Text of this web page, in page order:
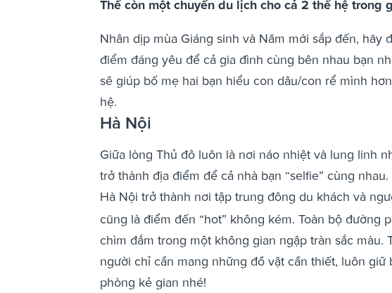
Thế còn một chuyến du lịch cho cả 2 thế hệ trong
Nhân dịp mùa Giáng sinh và Năm mới sắp đến, hãy
điểm đáng yêu để cả gia đình cùng bên nhau bạn
sẽ giúp bố mẹ hai bạn hiểu con dâu/con rể mình
hệ.
Hà Nội
Giữa lòng Thủ đô luôn là nơi náo nhiệt và lung linh
trở thành địa điểm để cả nhà bạn “selfie” cùng
Hà Nội trở thành nơi tập trung đông du khách và
cũng là điểm đến “hot” không kém. Toàn bộ đường
chìm đắm trong một không gian ngập tràn sắc màu.
người chỉ cần mang những đồ vật cần thiết, luôn
phòng kẻ gian nhé!